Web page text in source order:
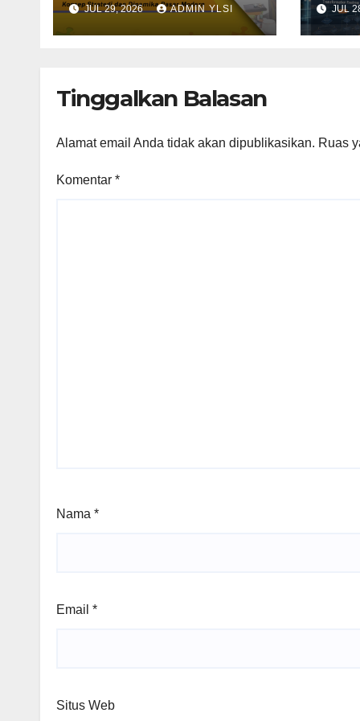
Strategi, dan
Dinamika Pasar
JUL 29, 2026 ADMIN YLSI JUL
Tinggalkan Balasan
Alamat email Anda tidak akan dipublikasikan. Ruas
Komentar *
Nama *
Email *
Situs Web